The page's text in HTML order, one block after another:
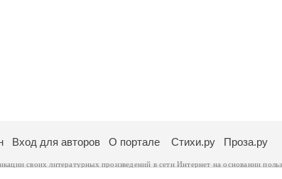
Вход для авторов О портале Стихи.ру Проза.ру
своих литературных произведений в сети Интернет на основании
произведений возможна только с согласия его автора, к которому